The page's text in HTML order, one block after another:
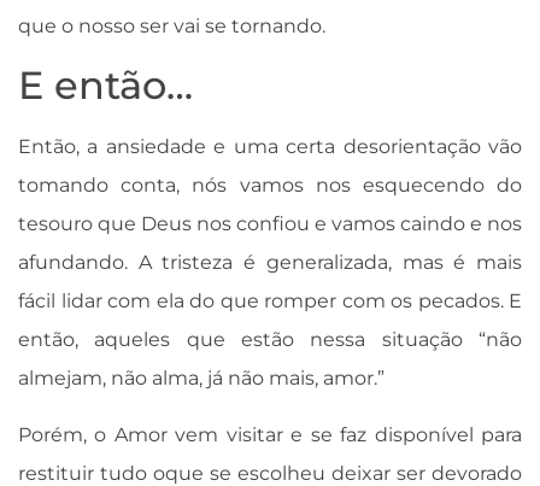
que o nosso ser vai se tornando.
E então…
Então, a ansiedade e uma certa desorientação vão
tomando conta, nós vamos nos esquecendo do
tesouro que Deus nos confiou e vamos caindo e nos
afundando. A tristeza é generalizada, mas é mais
fácil lidar com ela do que romper com os pecados. E
então, aqueles que estão nessa situação “não
almejam, não alma, já não mais, amor.”
Porém, o Amor vem visitar e se faz disponível para
restituir tudo oque se escolheu deixar ser devorado